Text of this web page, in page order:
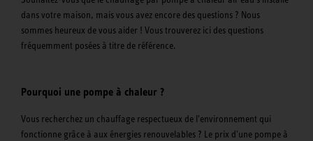
dans votre maison, mais vous avez encore des questions ? Nous
sommes heureux de vous aider ! Vous trouverez ici des questions
fréquemment posées à titre de référence.
Pourquoi une pompe à chaleur ?
Vous recherchez un chauffage respectueux de l'environnement qui
fonctionne grâce à aux énergies renouvelables ? Le prix d'une pompe à